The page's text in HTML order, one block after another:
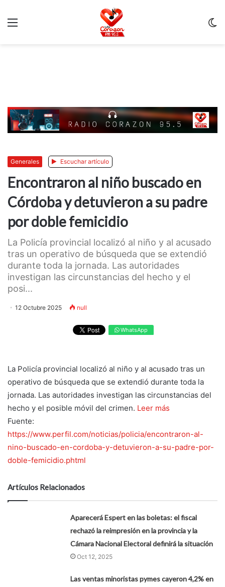
Generales Escuchar artículo
Encontraron al niño buscado en
Córdoba y detuvieron a su padre
por doble femicidio
La Policía provincial localizó al niño y al acusado
tras un operativo de búsqueda que se extendió
durante toda la jornada. Las autoridades
investigan las circunstancias del hecho y el
posi...
12 Octubre 2025 null
WhatsApp
La Policía provincial localizó al niño y al acusado tras un
operativo de búsqueda que se extendió durante toda la
jornada. Las autoridades investigan las circunstancias del
hecho y el posible móvil del crimen. Leer más
Fuente:
https://www.perfil.com/noticias/policia/encontraron-al-
nino-buscado-en-cordoba-y-detuvieron-a-su-padre-por-
doble-femicidio.phtml
Artículos Relacionados
Aparecerá Espert en las boletas: el fiscal
rechazó la reimpresión en la provincia y la
Cámara Nacional Electoral definirá la situación
Oct 12, 2025
Las ventas minoristas pymes cayeron 4,2% en